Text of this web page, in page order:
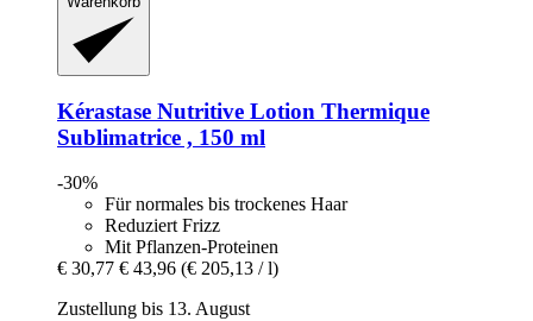
Kérastase Nutritive Lotion Thermique
Sublimatrice , 150 ml
-30%
Für normales bis trockenes Haar
Reduziert Frizz
Mit Pflanzen-Proteinen
€ 30,77 € 43,96 (€ 205,13 / l)
Zustellung bis 13. August